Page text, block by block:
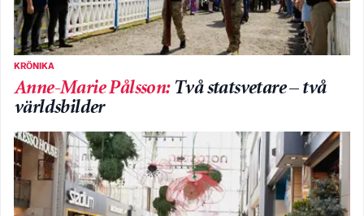
KRÖNIKA
Anne-Marie Pålsson: Två statsvetare – två
världsbilder